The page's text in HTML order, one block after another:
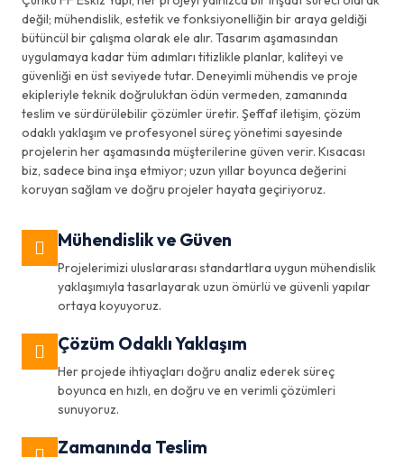
değil; mühendislik, estetik ve fonksiyonelliğin bir araya geldiği
bütüncül bir çalışma olarak ele alır. Tasarım aşamasından
uygulamaya kadar tüm adımları titizlikle planlar, kaliteyi ve
güvenliği en üst seviyede tutar. Deneyimli mühendis ve proje
ekipleriyle teknik doğruluktan ödün vermeden, zamanında
teslim ve sürdürülebilir çözümler üretir. Şeffaf iletişim, çözüm
odaklı yaklaşım ve profesyonel süreç yönetimi sayesinde
projelerin her aşamasında müşterilerine güven verir. Kısacası
biz, sadece bina inşa etmiyor; uzun yıllar boyunca değerini
koruyan sağlam ve doğru projeler hayata geçiriyoruz.
Mühendislik ve Güven
Projelerimizi uluslararası standartlara uygun mühendislik
yaklaşımıyla tasarlayarak uzun ömürlü ve güvenli yapılar
ortaya koyuyoruz.
Çözüm Odaklı Yaklaşım
Her projede ihtiyaçları doğru analiz ederek süreç
boyunca en hızlı, en doğru ve en verimli çözümleri
sunuyoruz.
Zamanında Teslim